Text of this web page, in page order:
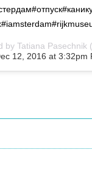
by Tatiana Pasechnik
12, 2016 at 3:32pm